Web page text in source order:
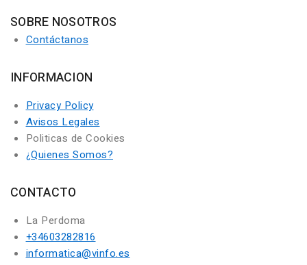
SOBRE NOSOTROS
Contáctanos
INFORMACION
Privacy Policy
Avisos Legales
Politicas de Cookies
¿Quienes Somos?
CONTACTO
La Perdoma
+34603282816
informatica@vinfo.es